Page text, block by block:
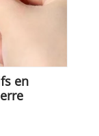
en